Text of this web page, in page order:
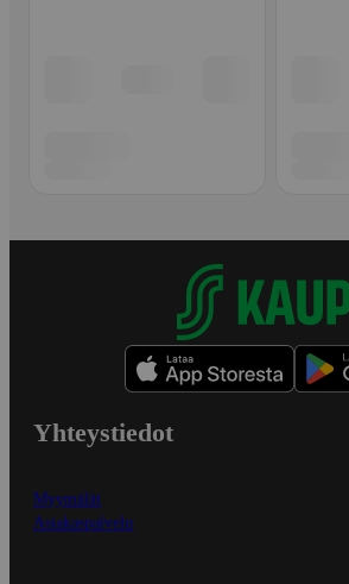
Yhteystiedot
Myymälät
Asiakaspalvelu